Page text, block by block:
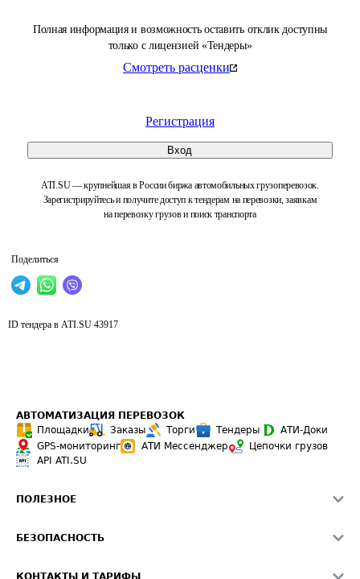
Полная информация и возможность оставить отклик доступны
только с лицензией «Тендеры»
Смотреть расценки
Регистрация
Вход
ATI.SU — крупнейшая в России биржа автомобильных грузоперевозок.
Зарегистрируйтесь и получите доступ к тендерам на перевозки, заявкам
на перевозку грузов и поиск транспорта
Поделиться
ID тендера в ATI.SU 43917
АВТОМАТИЗАЦИЯ ПЕРЕВОЗОК
Площадки
Заказы Торги Тендеры
АТИ-Доки
GPS-мониторинг
АТИ Мессенджер
Цепочки грузов
API ATI.SU
ПОЛЕЗНОЕ
Звезды ATI.SU на вашем сайте
БЕЗОПАСНОСТЬ
КОНТАКТЫ И ТАРИФЫ